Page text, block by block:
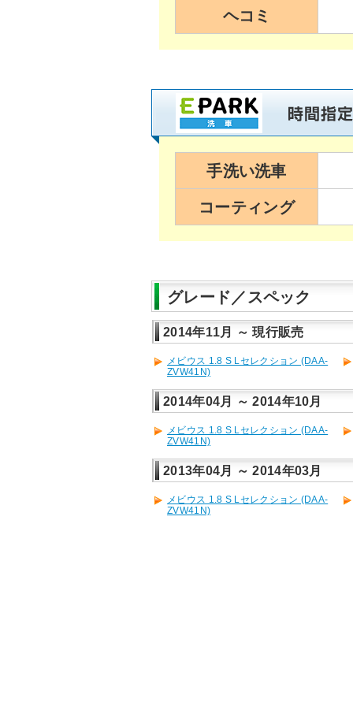
ヘコミ
手洗い洗車
コーティング
グレード／スペック
2014年11月 ～ 現行販売
メビウス 1.8 S Lセレクション (DAA-
ZVW41N)
2014年04月 ～ 2014年10月
メビウス 1.8 S Lセレクション (DAA-
ZVW41N)
2013年04月 ～ 2014年03月
メビウス 1.8 S Lセレクション (DAA-
ZVW41N)